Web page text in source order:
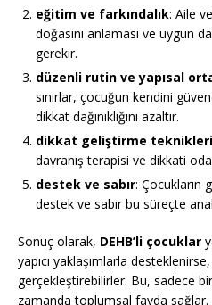
eğitim ve farkındalık: Aile
doğasını anlaması ve uygun
gerekir.
düzenli rutin ve yapısal
sınırlar, çocuğun kendini
dikkat dağınıklığını azaltır.
dikkat geliştirme teknikleri
davranış terapisi ve dikkati
destek ve sabır: Çocukların
destek ve sabır bu süreçte
Sonuç olarak, DEHB’li çocuklar
yapıcı yaklaşımlarla
gerçekleştirebilirler. Bu, sadece
zamanda toplumsal fayda sağlar.